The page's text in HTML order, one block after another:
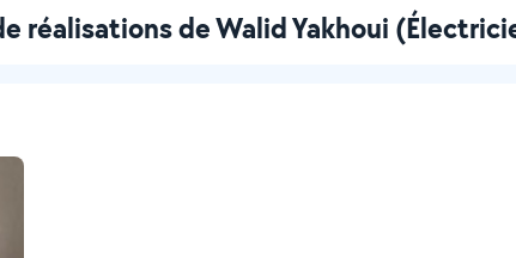
réalisations de Walid Yakhoui